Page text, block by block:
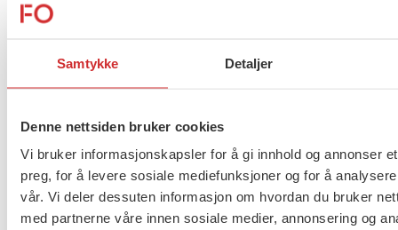
Samtykke Detaljer
Denne nettsiden bruker cookies
Vi bruker informasjonskapsler for å gi innhold og annonser
preg, for å levere sosiale mediefunksjoner og for å
vår. Vi deler dessuten informasjon om hvordan du bruker
med partnerne våre innen sosiale medier, annonsering og
Flere saker
Taushetsplikt og personvern